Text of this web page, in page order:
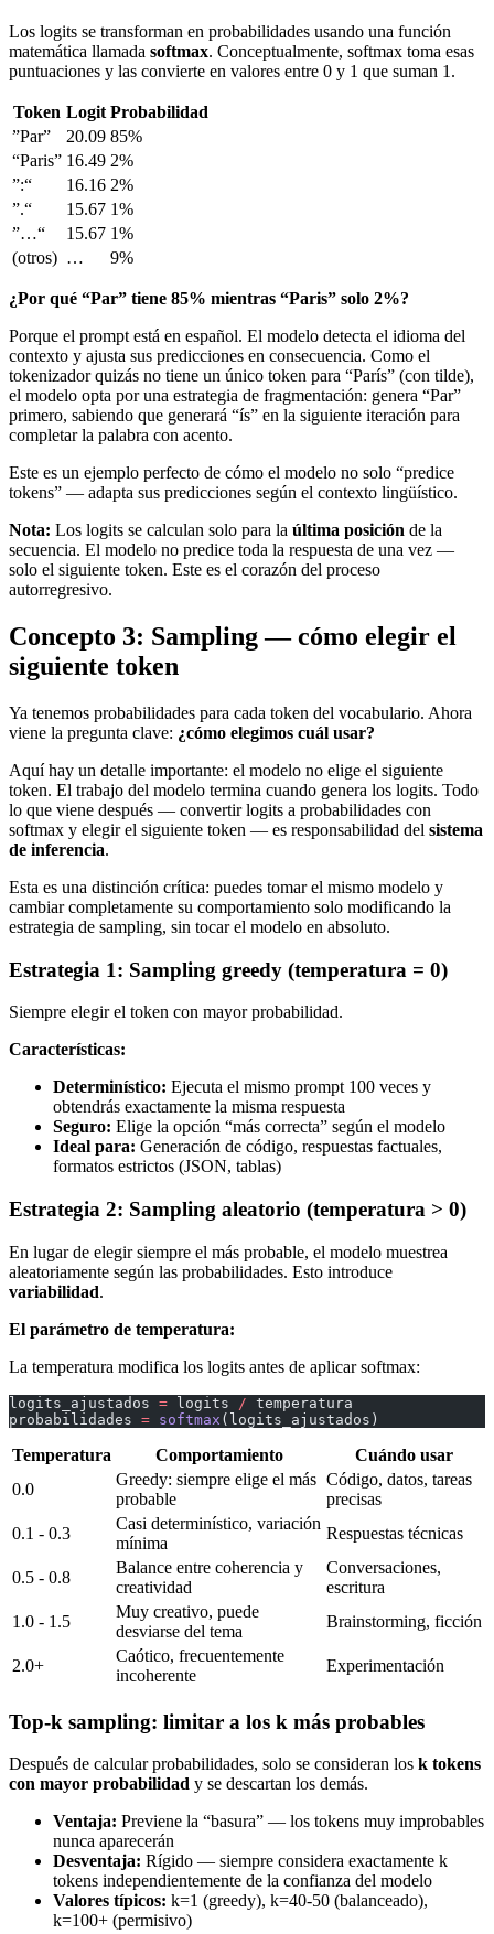
Los logits se transforman en probabilidades usando una función
matemática llamada softmax. Conceptualmente, softmax toma esas
puntuaciones y las convierte en valores entre 0 y 1 que suman 1.
Token Logit Probabilidad
”Par”
20.09 85%
“Paris” 16.49 2%
”:“
16.16 2%
”.“
15.67 1%
”…“
15.67 1%
(otros) … 9%
¿Por qué “Par” tiene 85% mientras “Paris” solo 2%?
Porque el prompt está en español. El modelo detecta el idioma del
contexto y ajusta sus predicciones en consecuencia. Como el
tokenizador quizás no tiene un único token para “París” (con tilde),
el modelo opta por una estrategia de fragmentación: genera “Par”
primero, sabiendo que generará “ís” en la siguiente iteración para
completar la palabra con acento.
Este es un ejemplo perfecto de cómo el modelo no solo “predice
tokens” — adapta sus predicciones según el contexto lingüístico.
Nota: Los logits se calculan solo para la última posición de la
secuencia. El modelo no predice toda la respuesta de una vez —
solo el siguiente token. Este es el corazón del proceso
autorregresivo.
Concepto 3: Sampling — cómo elegir el
siguiente token
Ya tenemos probabilidades para cada token del vocabulario. Ahora
viene la pregunta clave: ¿cómo elegimos cuál usar?
Aquí hay un detalle importante: el modelo no elige el siguiente
token. El trabajo del modelo termina cuando genera los logits. Todo
lo que viene después — convertir logits a probabilidades con
softmax y elegir el siguiente token — es responsabilidad del sistema
de inferencia.
Esta es una distinción crítica: puedes tomar el mismo modelo y
cambiar completamente su comportamiento solo modificando la
estrategia de sampling, sin tocar el modelo en absoluto.
Estrategia 1: Sampling greedy (temperatura = 0)
Siempre elegir el token con mayor probabilidad.
Características:
Determinístico: Ejecuta el mismo prompt 100 veces y
obtendrás exactamente la misma respuesta
Seguro: Elige la opción “más correcta” según el modelo
Ideal para: Generación de código, respuestas factuales,
formatos estrictos (JSON, tablas)
Estrategia 2: Sampling aleatorio (temperatura > 0)
En lugar de elegir siempre el más probable, el modelo muestrea
aleatoriamente según las probabilidades. Esto introduce
variabilidad.
El parámetro de temperatura:
La temperatura modifica los logits antes de aplicar softmax:
logits_ajustados = logits / temperatura
probabilidades = softmax (logits_ajustados)
Temperatura Comportamiento
Cuándo usar
0.0
Greedy: siempre elige el más
probable
Código, datos, tareas
precisas
0.1 - 0.3
Casi determinístico, variación
mínima
Respuestas técnicas
0.5 - 0.8
Balance entre coherencia y
creatividad
Conversaciones,
escritura
1.0 - 1.5
Muy creativo, puede
desviarse del tema
Brainstorming, ficción
2.0+
Caótico, frecuentemente
incoherente
Experimentación
Top-k sampling: limitar a los k más probables
Después de calcular probabilidades, solo se consideran los k tokens
con mayor probabilidad y se descartan los demás.
Ventaja: Previene la “basura” — los tokens muy improbables
nunca aparecerán
Desventaja: Rígido — siempre considera exactamente k
tokens independientemente de la confianza del modelo
Valores típicos: k=1 (greedy), k=40-50 (balanceado),
k=100+ (permisivo)